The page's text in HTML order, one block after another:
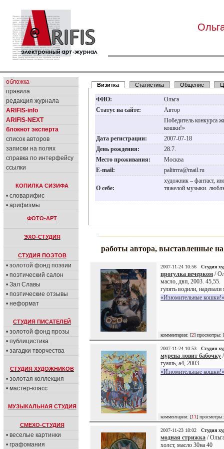
обложка
правила
редакция журнала
ARIFIS-info
ARIFIS-NEXT
блокнот эксперта
список авторов
записки на полях
справка по интерфейсу
ссылки
КОПИЛКА СИЗИФА
• словарифис
• арифизмы
ФОТО-АРТ
ЭХО-СТУДИЯ
СТУДИЯ ПОЭТОВ
• золотой фонд поэзии
• поэтический салон
• Зал Славы
• поэтические отзывы
• неформат
СТУДИЯ ПИСАТЕЛЕЙ
• золотой фонд прозы
• публицистика
• загадки творчества
СТУДИЯ ХУДОЖНИКОВ
• золотая коллекция
• мастер-класс
МУЗЫКАЛЬНАЯ СТУДИЯ
СМЕХО-СТУДИЯ
• веселые картинки
• графомания
Визитка Статистика Общение
ФИО:
Ольга
Статус на сайте:
Автор
Победитель конкурса
кошки!»
Дата регистрации:
2007-07-18
День рождения:
28.7.
Место проживания:
Москва
E-mail:
palitrrra@mail.ru
О себе:
художник – фантаст,
тяжелой музыки.
работы автора, выставленные
2007-11-24 10:56 Студия
прогулка вечерком /
масло, двп, 2003. 45,55.
гулять водили,
«Изюмительные
комментарии: [2] просмотры: [
2007-11-24 10:53 Студия
мурена ловит бабочку
гуашь, а4, 2003.
«Изюмительные
комментарии: [11]
2007-11-23 18:02 Студия
модная стрижка /
холст, масло 30на 40